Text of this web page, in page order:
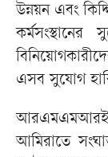
উন্নয়ন এবং
এসব সুযোগ
আমিরাতে